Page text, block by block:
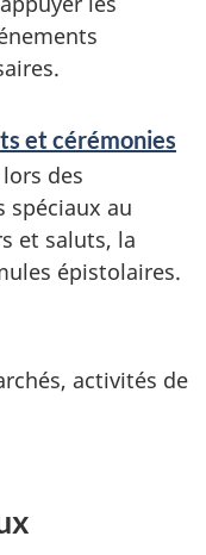
et cérémonies
des
spéciaux au
et saluts, la
épistolaires.
activités de